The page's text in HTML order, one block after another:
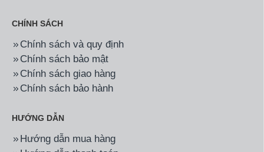
CHÍNH SÁCH
Chính sách và quy định
Chính sách bảo mật
Chính sách giao hàng
Chính sách bảo hành
HƯỚNG DẪN
Hướng dẫn mua hàng